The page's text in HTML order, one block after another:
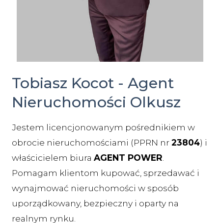
Tobiasz Kocot - Agent
Nieruchomości Olkusz
Jestem licencjonowanym pośrednikiem w
obrocie nieruchomościami (PPRN nr23804) i
właścicielem biura AGENT POWER
Pomagam klientom kupować, sprzedawać i
wynajmować nieruchomości w sposób
uporządkowany, bezpieczny i oparty na
realnym rynku.